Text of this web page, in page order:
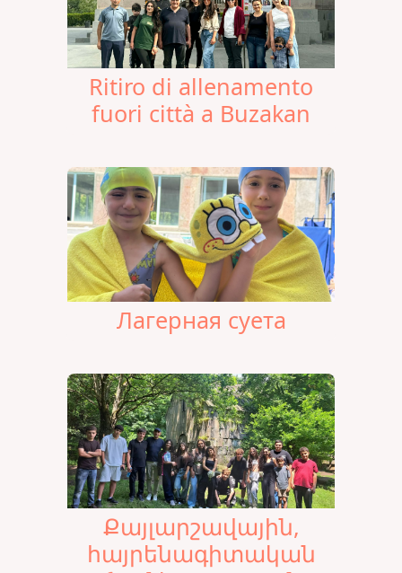
Ritiro di allenamento
fuori città a Buzakan
Лагерная суета
Քայլարշավային,
հայրենագիտական